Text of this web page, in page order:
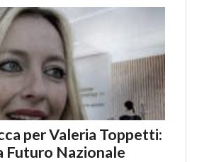
per Valeria Toppetti:
Futuro Nazionale